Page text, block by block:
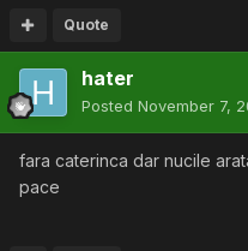
Quote
hater
Posted November 7,
fara caterinca dar nucile
pace